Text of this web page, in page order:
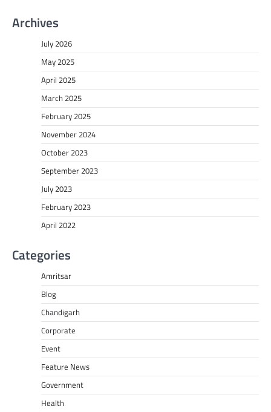
Archives
July 2026
May 2025
April 2025
March 2025
February 2025
November 2024
October 2023
September 2023
July 2023
February 2023
April 2022
Categories
Amritsar
Blog
Chandigarh
Corporate
Event
Feature News
Government
Health